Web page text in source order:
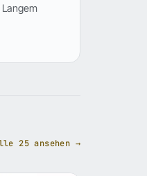
25 ansehen →